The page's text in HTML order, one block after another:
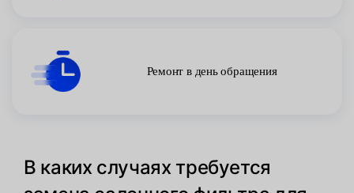
Ремонт в день обращения
В каких случаях требуется